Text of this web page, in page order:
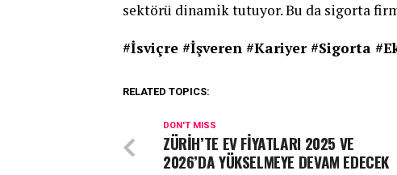
sektörü dinamik tutuyor. Bu da sigorta
#İsviçre #İşveren #Kariyer #Sigorta
RELATED TOPICS:
DON'T MISS
ZÜRİH’TE EV FİYATLARI 2025 VE
2026’DA YÜKSELMEYE DEVAM EDECEK